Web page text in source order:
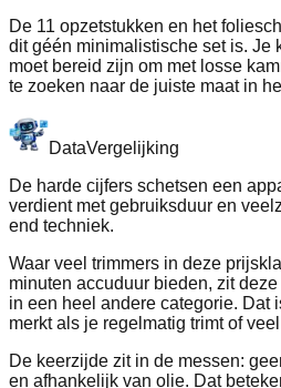
De 11 opzetstukken en het
dit géén minimalistische set is. Je
moet bereid zijn om met losse
te zoeken naar de juiste maat in
DataVergelijking
De harde cijfers schetsen een
verdient met gebruiksduur en
end techniek.
Waar veel trimmers in deze
minuten accuduur bieden, zit
in een heel andere categorie. Dat
merkt als je regelmatig trimt of
De keerzijde zit in de messen:
en afhankelijk van olie. Dat